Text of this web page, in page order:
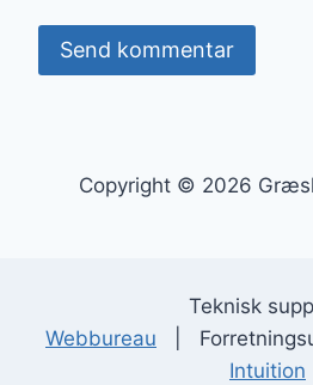
Copyright © 2026
Teknisk
Webbureau |
Intuition